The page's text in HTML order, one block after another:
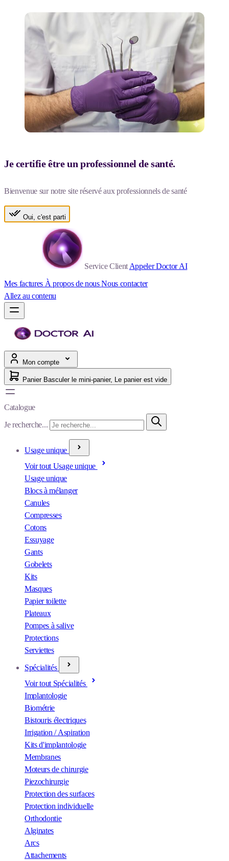
Je certifie être un professionnel de santé.
Bienvenue sur notre site réservé aux professionnels de santé
Oui, c'est parti
Service Client Appeler Doctor AI
Mes factures À propos de nousNous contacter
Allez au contenu
Mon compte
Panier Basculer le mini-panier, Le panier est vide
Catalogue
Je recherche...
Usage unique
Voir tout Usage unique
Usage unique
Blocs à mélanger
Canules
Compresses
Cotons
Essuyage
Gants
Gobelets
Kits
Masques
Papier toilette
Plateaux
Pompes à salive
Protections
Serviettes
Spécialités
Voir tout Spécialités
Implantologie
Biométrie
Bistouris électriques
Irrigation / Aspiration
Kits d'implantologie
Membranes
Moteurs de chirurgie
Piezochirurgie
Protection des surfaces
Protection individuelle
Orthodontie
Alginates
Arcs
Attachements